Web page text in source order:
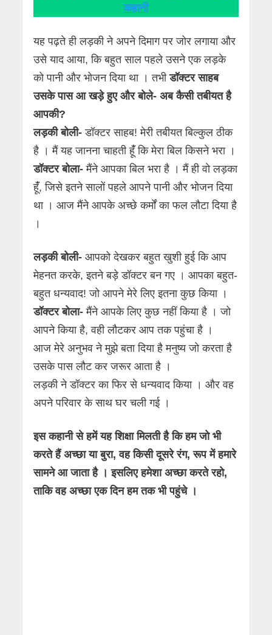
कहानी
यह पढ़ते ही लड़की ने अपने दिमाग पर जोर लगाया और
उसे याद आया, कि बहुत साल पहले उसने एक लड़के
को पानी और भोजन दिया था । तभीडॉक्टर साहब
उसके पास आ खड़े हुए और बोले- अब कैसी तबीयत है
आपकी?
लड़की बोली- डॉक्टर साहब! मेरी तबीयत बिल्कुल ठीक
है । मैं यह जानना चाहती हूंँ कि मेरा बिल किसने भरा ।
डॉक्टर बोला-मैंने आपका बिल भरा है । मैं ही वो लड़का
हूंँ, जिसे इतने सालों पहले आपने पानी और भोजन दिया
था । आज मैंने आपके अच्छे कर्मों का फल लौटा दिया है
।
लड़की बोली- आपको देखकर बहुत खुशी हुई कि आप
मेहनत करके, इतने बड़े डॉक्टर बन गए । आपका बहुत-
बहुत धन्यवाद! जो आपने मेरे लिए इतना कुछ किया ।
डॉक्टर बोला- मैंने आपके लिए कुछ नहीं किया है । जो
आपने किया है, वही लौटकर आप तक पहुंचा है ।
आज मेरे अनुभव ने मुझे बता दिया है मनुष्य जो करता है
उसके पास लौट कर जरूर आता है ।
लड़की ने डॉक्टर का फिर से धन्यवाद किया । और वह
अपने परिवार के साथ घर चली गई ।
इस कहानी से हमें यह शिक्षा मिलती है कि हम जो भी
करते हैं अच्छा या बुरा, वह किसी दूसरे रंग, रूप में हमारे
सामने आ जाता है । इसलिए हमेशा अच्छा करते रहो,
ताकि वह अच्छा एक दिन हम तक भी पहुंचे ।